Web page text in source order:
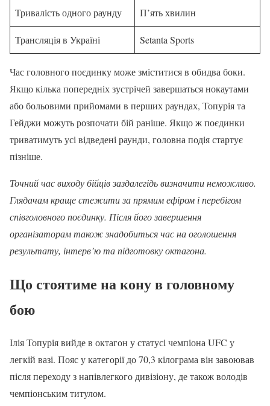
Тривалість одного раунду П’ять хвилин
Трансляція в Україні Setanta Sports
Час головного поєдинку може зміститися в обидва боки.
Якщо кілька попередніх зустрічей завершаться нокаутами
або больовими прийомами в перших раундах, Топурія та
Гейджи можуть розпочати бій раніше. Якщо ж поєдинки
триватимуть усі відведені раунди, головна подія стартує
пізніше.
Точний час виходу бійців заздалегідь визначити неможливо.
Глядачам краще стежити за прямим ефіром і перебігом
співголовного поєдинку. Після його завершення
організаторам також знадобиться час на оголошення
результату, інтерв’ю та підготовку октагона.
Що стоятиме на кону в головному
бою
Ілія Топурія вийде в октагон у статусі чемпіона UFC у
легкій вазі. Пояс у категорії до 70,3 кілограма він завоював
після переходу з напівлегкого дивізіону, де також володів
чемпіонським титулом.